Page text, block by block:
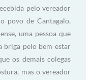
pelo vereador
povo de Cantagalo,
uma pessoa que
briga pelo bem estar
os demais colegas
mas o vereador